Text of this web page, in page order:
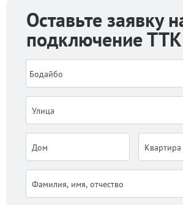
Оставьте заявку
подключение ТТК